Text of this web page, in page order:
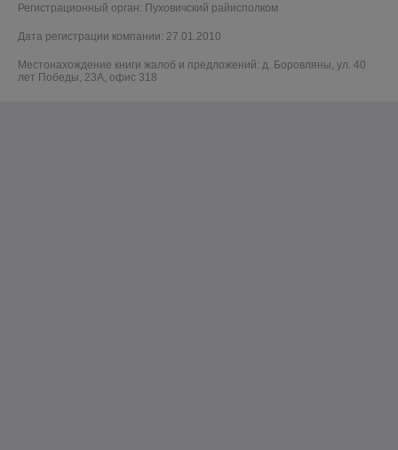
Регистрационный орган: Пуховичский райисполком
Дата регистрации компании: 27.01.2010
Местонахождение книги жалоб и предложений: д. Боровляны, ул. 40
лет Победы, 23А, офис 318